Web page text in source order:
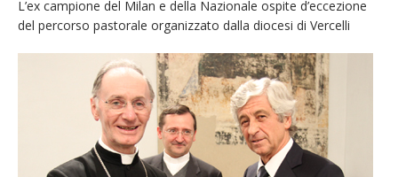
incendio di sterpaglie a Caresanablot
Asl Vc: arrivano i nuovi totem multifunzionali
per i pagamenti delle prestazioni
Dieci anni fa l’ingresso a Vercelli
dell’arcivescovo mons. Marco Arnolfo
L’ex campione del Milan e della Nazionale ospite d’eccezione
del percorso pastorale organizzato dalla diocesi di Vercelli